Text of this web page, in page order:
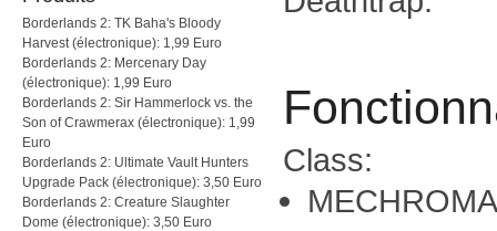
Borderlands 2: TK Baha's Bloody
Harvest (électronique): 1,99 Euro
Borderlands 2: Mercenary Day
(électronique): 1,99 Euro
Borderlands 2: Sir Hammerlock vs. the
Son of Crawmerax (électronique): 1,99
Euro
Borderlands 2: Ultimate Vault Hunters
Upgrade Pack (électronique): 3,50 Euro
Borderlands 2: Creature Slaughter
Dome (électronique): 3,50 Euro
Class: